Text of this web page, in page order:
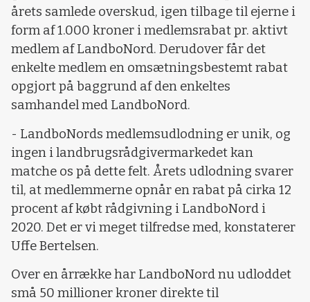
årets samlede overskud, igen tilbage til ejerne i
form af 1.000 kroner i medlemsrabat pr. aktivt
medlem af LandboNord. Derudover får det
enkelte medlem en omsætningsbestemt rabat
opgjort på baggrund af den enkeltes
samhandel med LandboNord.
- LandboNords medlemsudlodning er unik, og
ingen i landbrugsrådgivermarkedet kan
matche os på dette felt. Årets udlodning svarer
til, at medlemmerne opnår en rabat på cirka 12
procent af købt rådgivning i LandboNord i
2020. Det er vi meget tilfredse med, konstaterer
Uffe Bertelsen.
Over en årrække har LandboNord nu udloddet
små 50 millioner kroner direkte til